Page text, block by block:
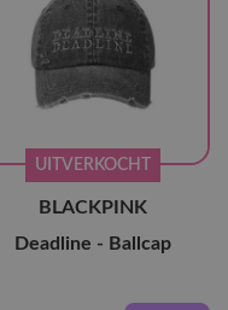
UITVERKOCHT
BLACKPINK
Deadline - Ballcap